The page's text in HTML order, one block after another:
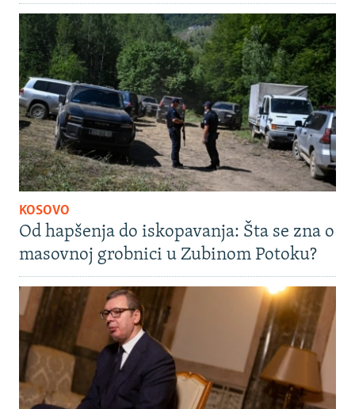
KOSOVO
Od hapšenja do iskopavanja: Šta se zna o
masovnoj grobnici u Zubinom Potoku?